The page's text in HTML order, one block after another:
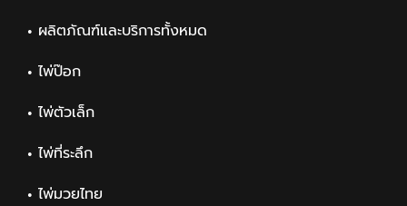
ผลิตภัณฑ์และบริการทั้งหมด
ไพ่ป๊อก
ไพ่ตัวเล็ก
ไพ่ที่ระลึก
ไพ่มวยไทย